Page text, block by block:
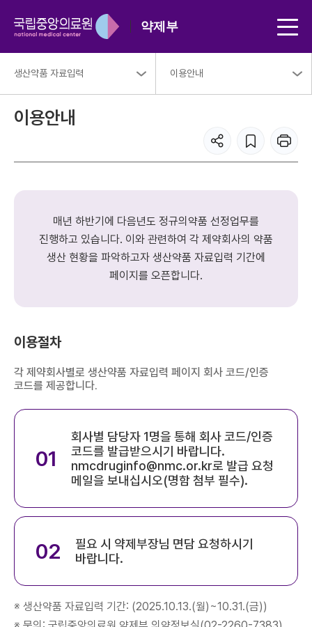
약제부
생산약품 자료입력 이용안내
이용안내
매년 하반기에 다음년도 정규의약품 선정업무를
진행하고 있습니다. 이와 관련하여 각 제약회사의 약품
생산 현황을 파악하고자 생산약품 자료입력 기간에
페이지를 오픈합니다.
이용절차
각 제약회사별로 생산약품 자료입력 페이지 회사 코드/인증
코드를 제공합니다.
01
회사별 담당자 1명을 통해 회사 코드/인증
코드를 발급받으시기 바랍니다.
nmcdruginfo@nmc.or.kr로 발급 요청
메일을 보내십시오(명함 첨부 필수).
02
필요 시 약제부장님 면담 요청하시기
바랍니다.
※ 생산약품 자료입력 기간: (2025.10.13.(월)~10.31.(금))